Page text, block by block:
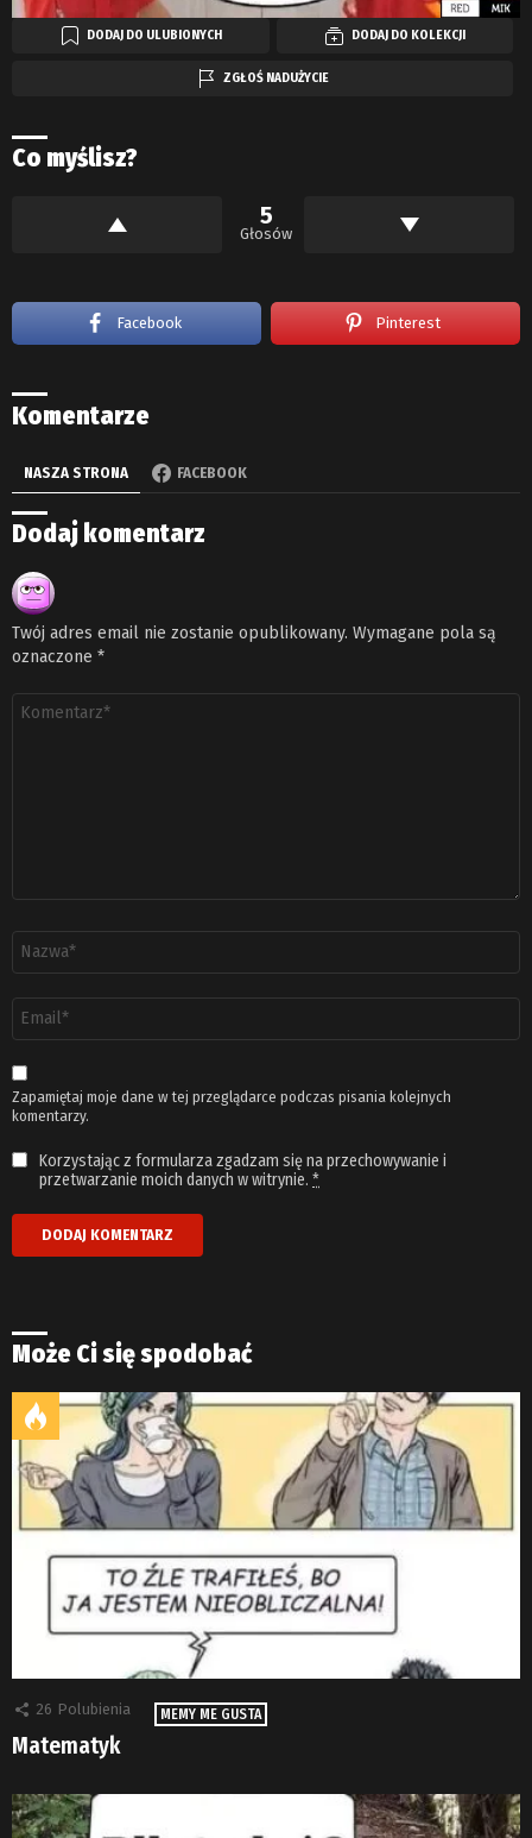
DODAJ DO ULUBIONYCH DODAJ DO KOLEKCJI
ZGŁOŚ NADUŻYCIE
Co myślisz?
5
Głosów
Facebook Pinterest
Komentarze
NASZA STRONA FACEBOOK
Dodaj komentarz
Twój adres email nie zostanie opublikowany. Wymagane pola są
oznaczone *
email
*
Zapamiętaj moje dane w tej przeglądarce podczas pisania kolejnych
komentarzy.
Korzystając z formularza zgadzam się na przechowywanie i
przetwarzanie moich danych w witrynie. *
Może Ci się spodobać
26 Polubienia MEMY ME GUSTA
Matematyk